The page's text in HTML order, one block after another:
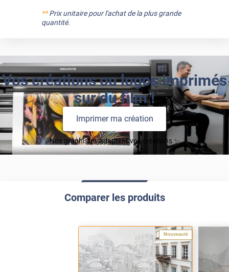
**Prix unitaire pour l'achat de la plus grande
quantité.
Vos créations ou logos imprimés
sur du film !
Imprimer ma création
Nos graphistes adaptent vos créations ✨
Comparer les produits
Nouveauté